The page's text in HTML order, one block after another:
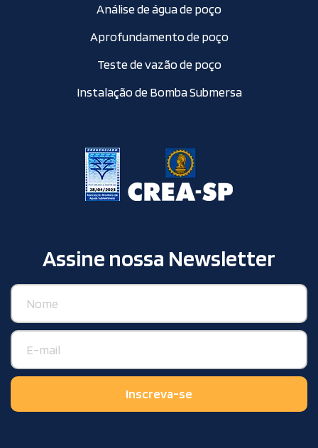
Análise de água de poço
Aprofundamento de poço
Teste de vazão de poço
Instalação de Bomba Submersa
Assine nossa Newsletter